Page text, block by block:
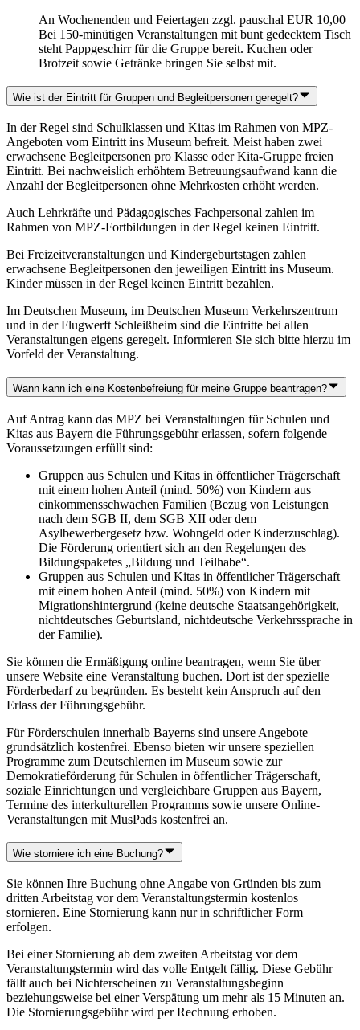
An Wochenenden und Feiertagen zzgl. pauschal EUR 10,00
Bei 150-minütigen Veranstaltungen mit bunt gedecktem Tisch
steht Pappgeschirr für die Gruppe bereit. Kuchen oder
Brotzeit sowie Getränke bringen Sie selbst mit.
Wie ist der Eintritt für Gruppen und Begleitpersonen geregelt?
In der Regel sind Schulklassen und Kitas im Rahmen von MPZ-
Angeboten vom Eintritt ins Museum befreit. Meist haben zwei
erwachsene Begleitpersonen pro Klasse oder Kita-Gruppe freien
Eintritt. Bei nachweislich erhöhtem Betreuungsaufwand kann die
Anzahl der Begleitpersonen ohne Mehrkosten erhöht werden.
Auch Lehrkräfte und Pädagogisches Fachpersonal zahlen im
Rahmen von MPZ-Fortbildungen in der Regel keinen Eintritt.
Bei Freizeitveranstaltungen und Kindergeburtstagen zahlen
erwachsene Begleitpersonen den jeweiligen Eintritt ins Museum.
Kinder müssen in der Regel keinen Eintritt bezahlen.
Im Deutschen Museum, im Deutschen Museum Verkehrszentrum
und in der Flugwerft Schleißheim sind die Eintritte bei allen
Veranstaltungen eigens geregelt. Informieren Sie sich bitte hierzu im
Vorfeld der Veranstaltung.
Wann kann ich eine Kostenbefreiung für meine Gruppe beantragen?
Auf Antrag kann das MPZ bei Veranstaltungen für Schulen und
Kitas aus Bayern die Führungsgebühr erlassen, sofern folgende
Voraussetzungen erfüllt sind:
Gruppen aus Schulen und Kitas in öffentlicher Trägerschaft
mit einem hohen Anteil (mind. 50%) von Kindern aus
einkommensschwachen Familien (Bezug von Leistungen
nach dem SGB II, dem SGB XII oder dem
Asylbewerbergesetz bzw. Wohngeld oder Kinderzuschlag).
Die Förderung orientiert sich an den Regelungen des
Bildungspaketes „Bildung und Teilhabe“.
Gruppen aus Schulen und Kitas in öffentlicher Trägerschaft
mit einem hohen Anteil (mind. 50%) von Kindern mit
Migrationshintergrund (keine deutsche Staatsangehörigkeit,
nichtdeutsches Geburtsland, nichtdeutsche Verkehrssprache in
der Familie).
Sie können die Ermäßigung online beantragen, wenn Sie über
unsere Website eine Veranstaltung buchen. Dort ist der spezielle
Förderbedarf zu begründen. Es besteht kein Anspruch auf den
Erlass der Führungsgebühr.
Für Förderschulen innerhalb Bayerns sind unsere Angebote
grundsätzlich kostenfrei. Ebenso bieten wir unsere speziellen
Programme zum Deutschlernen im Museum sowie zur
Demokratieförderung für Schulen in öffentlicher Trägerschaft,
soziale Einrichtungen und vergleichbare Gruppen aus Bayern,
Termine des interkulturellen Programms sowie unsere Online-
Veranstaltungen mit MusPads kostenfrei an.
Wie storniere ich eine Buchung?
Sie können Ihre Buchung ohne Angabe von Gründen bis zum
dritten Arbeitstag vor dem Veranstaltungstermin kostenlos
stornieren. Eine Stornierung kann nur in schriftlicher Form
erfolgen.
Bei einer Stornierung ab dem zweiten Arbeitstag vor dem
Veranstaltungstermin wird das volle Entgelt fällig. Diese Gebühr
fällt auch bei Nichterscheinen zu Veranstaltungsbeginn
beziehungsweise bei einer Verspätung um mehr als 15 Minuten an.
Die Stornierungsgebühr wird per Rechnung erhoben.